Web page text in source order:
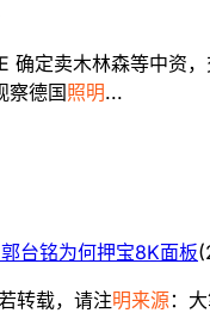
确定卖木林森等中资
察德国照明...
台铭为何押宝8K面板(
转载，请注明来源：